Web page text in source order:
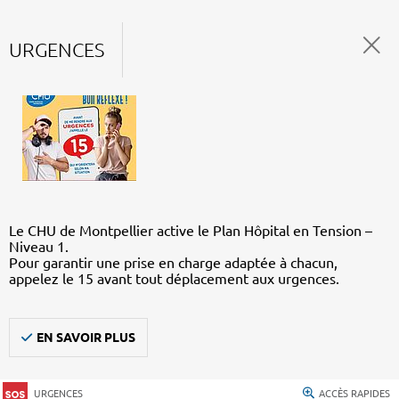
URGENCES
Le CHU de Montpellier active le Plan Hôpital en Tension –
Niveau 1.
Pour garantir une prise en charge adaptée à chacun,
appelez le 15 avant tout déplacement aux urgences.
EN SAVOIR PLUS
URGENCES ACCÈS RAPIDES